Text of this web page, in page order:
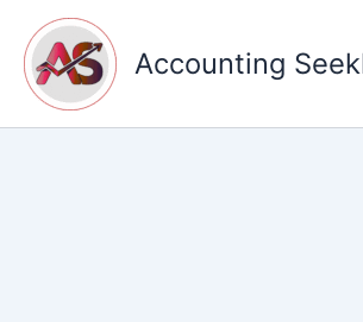
content
Accounting